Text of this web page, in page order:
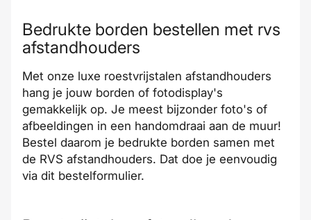
Bedrukte borden bestellen met rvs
afstandhouders
Met onze luxe roestvrijstalen afstandhouders
hang je jouw borden of fotodisplay's
gemakkelijk op. Je meest bijzonder foto's of
afbeeldingen in een handomdraai aan de muur!
Bestel daarom je bedrukte borden samen met
de RVS afstandhouders. Dat doe je eenvoudig
via dit bestelformulier.